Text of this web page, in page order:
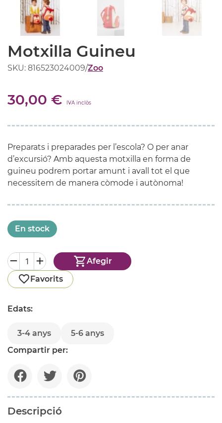
Motxilla Guineu
SKU: 816523024009/Zoo
30,00 € IVA inclòs
Preparats i preparades per l’escola? O per anar
d’excursió? Amb aquesta motxilla en forma de
guineu podrem portar amunt i avall tot el que
necessitem de manera còmode i autònoma!
En stock
Afegir
Favorits
Edats:
3-4 anys
5-6 anys
Compartir per:
Descripció